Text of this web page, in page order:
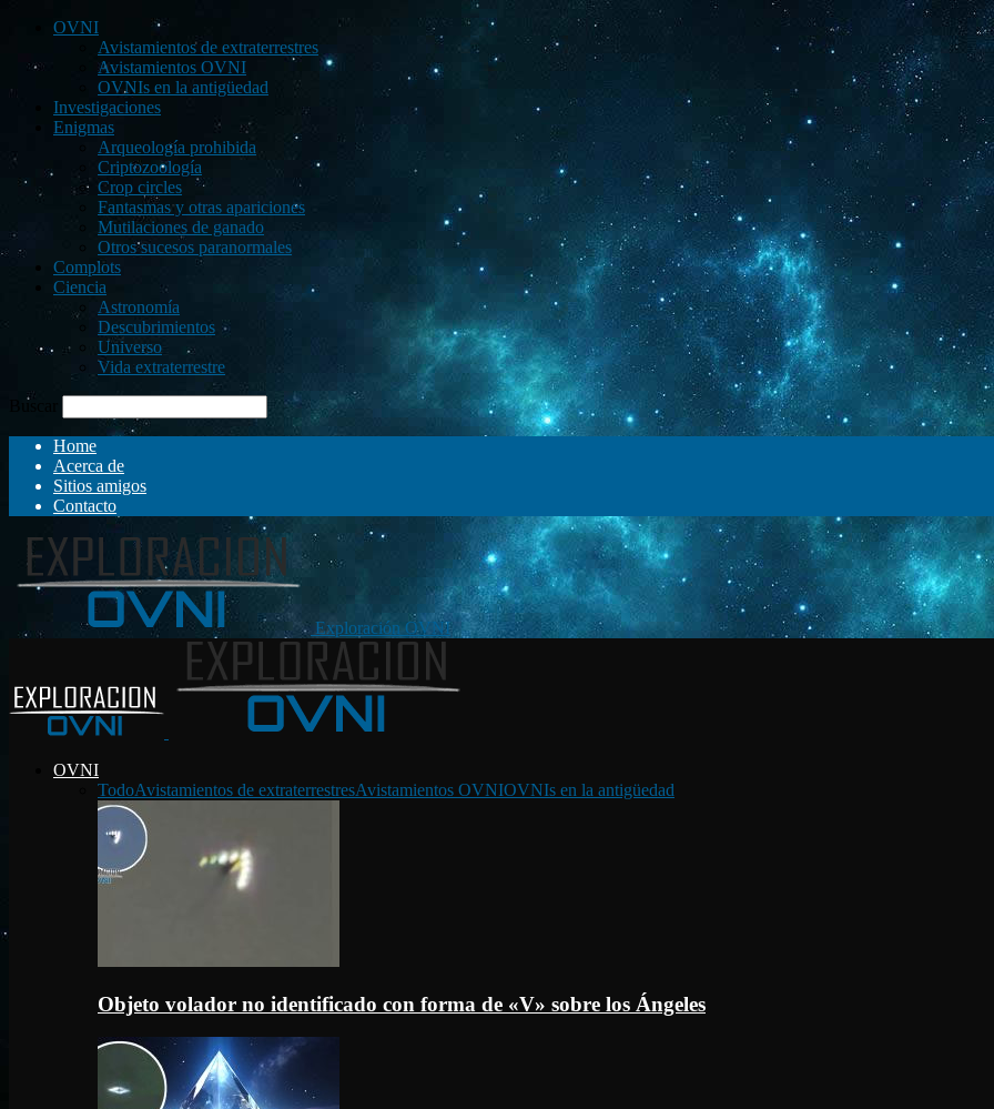
OVNI
Avistamientos de extraterrestres
Avistamientos OVNI
OVNIs en la antigüedad
Investigaciones
Enigmas
Arqueología prohibida
Criptozoología
Crop circles
Fantasmas y otras apariciones
Mutilaciones de ganado
Otros sucesos paranormales
Complots
Ciencia
Astronomía
Descubrimientos
Universo
Vida extraterrestre
Buscar
Home
Acerca de
Sitios amigos
Contacto
Exploración OVNI
OVNI
TodoAvistamientos de extraterrestresAvistamientos OVNIOVNIs en la antigüedad
Objeto volador no identificado con forma de «V» sobre los Ángeles